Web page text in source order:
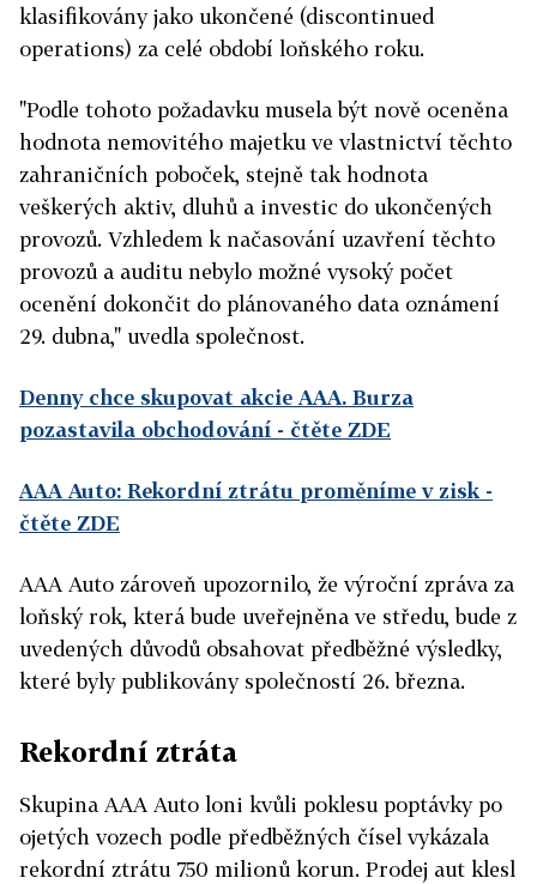
klasifikovány jako ukončené (discontinued
operations) za celé období loňského roku.
"Podle tohoto požadavku musela být nově oceněna
hodnota nemovitého majetku ve vlastnictví těchto
zahraničních poboček, stejně tak hodnota
veškerých aktiv, dluhů a investic do ukončených
provozů. Vzhledem k načasování uzavření těchto
provozů a auditu nebylo možné vysoký počet
ocenění dokončit do plánovaného data oznámení
29. dubna," uvedla společnost.
Denny chce skupovat akcie AAA. Burza
pozastavila obchodování - čtěte ZDE
AAA Auto: Rekordní ztrátu proměníme v zisk -
čtěte ZDE
AAA Auto zároveň upozornilo, že výroční zpráva za
loňský rok, která bude uveřejněna ve středu, bude z
uvedených důvodů obsahovat předběžné výsledky,
které byly publikovány společností 26. března.
Rekordní ztráta
Skupina AAA Auto loni kvůli poklesu poptávky po
ojetých vozech podle předběžných čísel vykázala
rekordní ztrátu 750 milionů korun. Prodej aut klesl